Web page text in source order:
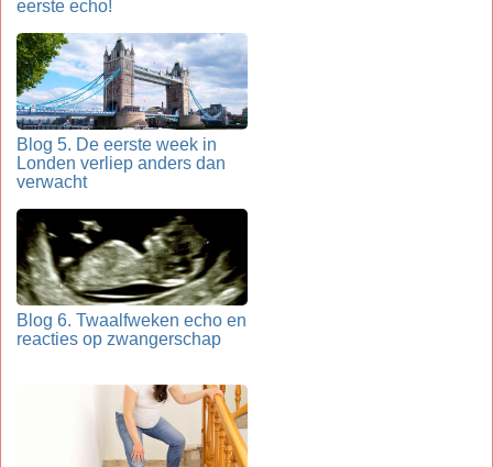
eerste echo!
Blog 5. De eerste week in
Londen verliep anders dan
verwacht
Blog 6. Twaalfweken echo en
reacties op zwangerschap